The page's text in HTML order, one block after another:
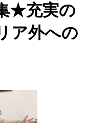
★充実の
ア外への